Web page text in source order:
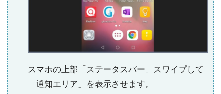
スマホの上部「ステータスバー」スワイプして
「通知エリア」を表示させます。